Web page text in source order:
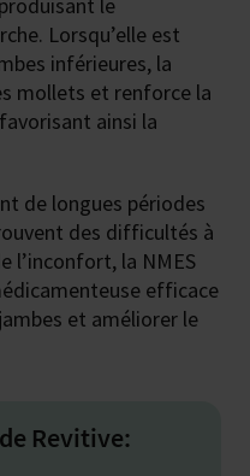
Lorsqu’elle est
inférieures, la
mollets et renforce la
ainsi la
de longues périodes
des difficultés à
l’inconfort, la NMES
efficace
et améliorer le
Revitive: